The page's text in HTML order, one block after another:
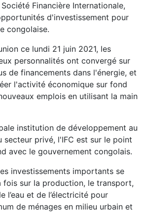
Financière Internationale,
d'investissement pour
congolaise.
ce lundi 21 juin 2021, les
personnalités ont convergé sur
de financements dans l'énergie, et
l'activité économique sur fond
emplois en utilisant la main
institution de développement au
secteur privé, l'IFC est sur le point
avec le gouvernement congolais.
investissements importants se
fois sur la production, le transport,
l’eau et de l’électricité pour
de ménages en milieu urbain et